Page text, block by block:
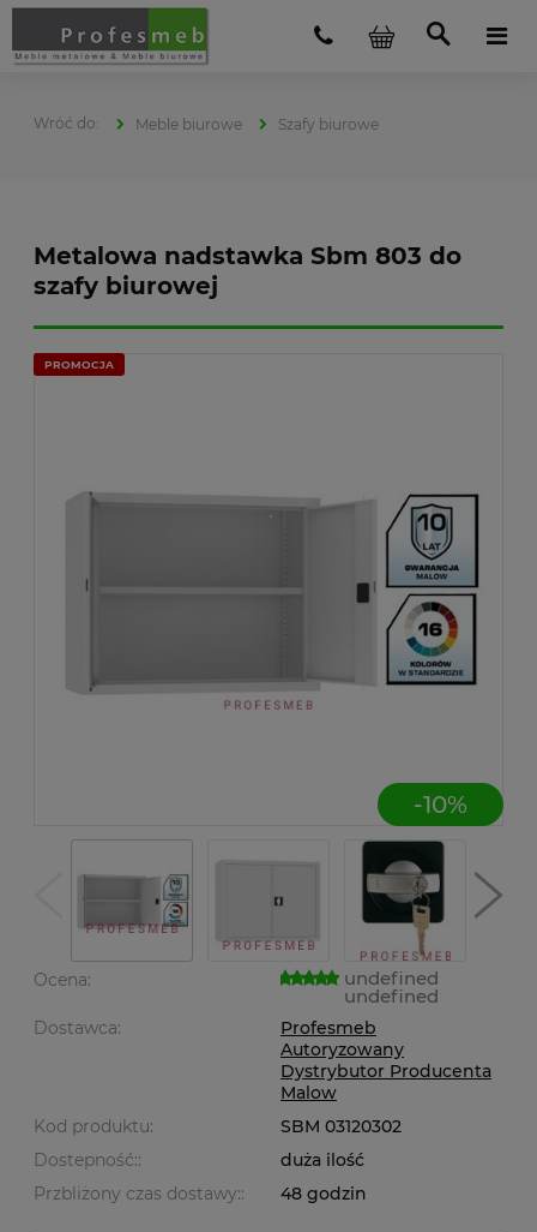
Meble biurowe Szafy biurowe
Metalowa nadstawka Sbm 803 do
szafy biurowej
PROMOCJA
-10%
Ocena: undefined
undefined
Dostawca:
Profesmeb
Autoryzowany
Dystrybutor Producenta
Malow
Kod produktu:
SBM 03120302
Dostepność::
duża ilość
Przbliżony czas dostawy::
48 godzin